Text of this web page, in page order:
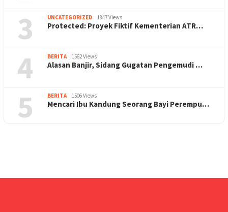
3 UNCATEGORIZED 1847 Views
Protected: Proyek Fiktif Kementerian ATR…
4 BERITA 1562 Views
Alasan Banjir, Sidang Gugatan Pengemudi …
5 BERITA 1506 Views
Mencari Ibu Kandung Seorang Bayi Perempu…